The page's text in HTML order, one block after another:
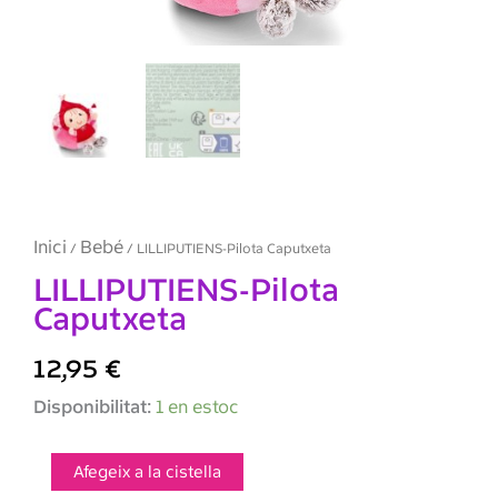
Inici / Bebé / LILLIPUTIENS-Pilota Caputxeta
LILLIPUTIENS-Pilota
Caputxeta
12,95 €
Disponibilitat: 1 en estoc
quantitat
Caputxeta
Afegeix a la cistella